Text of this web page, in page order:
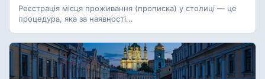
Реєстрація місця проживання (прописка) у столиці — це
процедура, яка за наявності...